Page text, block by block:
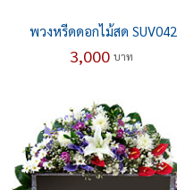
พวงหรีดดอกไม้สด SUV042
3,000 บาท